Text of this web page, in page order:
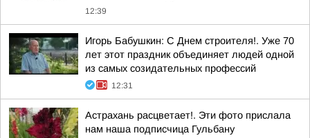
12:39
Игорь Бабушкин: С Днем строителя!. Уже 70
лет этот праздник объединяет людей одной
из самых созидательных профессий
12:31
Астрахань расцветает!. Эти фото прислала
нам наша подписчица Гульбану